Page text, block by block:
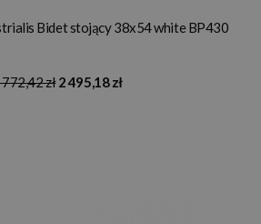
Bidet stojący 38x54 white BP430
zł 2 495,18 zł